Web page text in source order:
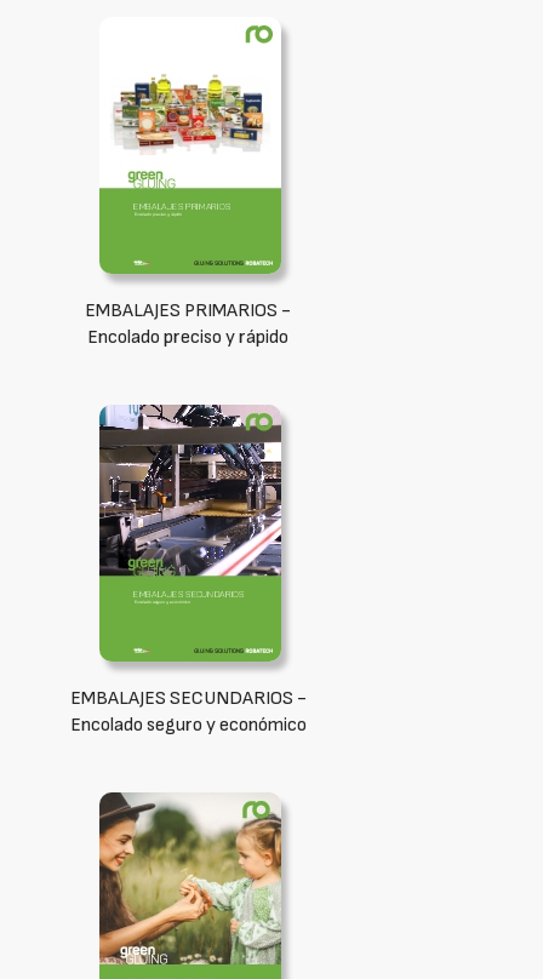
EMBALAJES PRIMARIOS -
Encolado preciso y rápido
EMBALAJES SECUNDARIOS -
Encolado seguro y económico